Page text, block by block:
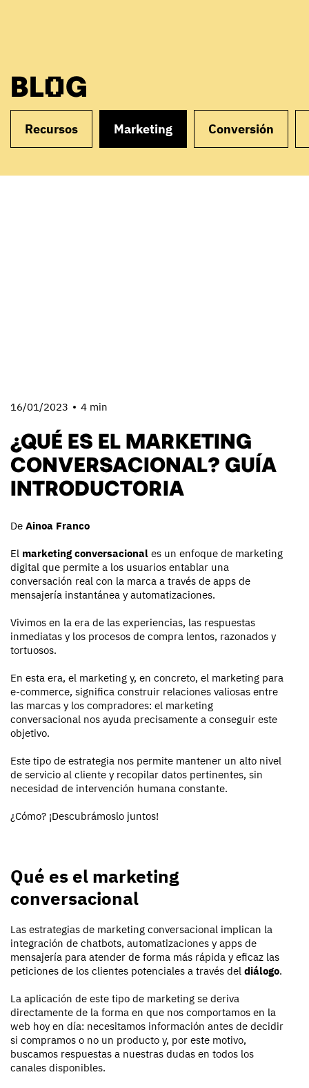
BLOG
Recursos Marketing Conversión
16/01/2023 4 min
¿QUÉ ES EL MARKETING
CONVERSACIONAL? GUÍA
INTRODUCTORIA
De Ainoa Franco
El marketing conversacional es un enfoque de marketing
digital que permite a los usuarios entablar una
conversación real con la marca a través de apps de
mensajería instantánea y automatizaciones.
Vivimos en la era de las experiencias, las respuestas
inmediatas y los procesos de compra lentos, razonados y
tortuosos.
En esta era, el marketing y, en concreto, el marketing para
e-commerce, significa construir relaciones valiosas entre
las marcas y los compradores: el marketing
conversacional nos ayuda precisamente a conseguir este
objetivo.
Este tipo de estrategia nos permite mantener un alto nivel
de servicio al cliente y recopilar datos pertinentes, sin
necesidad de intervención humana constante.
¿Cómo? ¡Descubrámoslo juntos!
Qué es el marketing
conversacional
Las estrategias de marketing conversacional implican la
integración de chatbots, automatizaciones y apps de
mensajería para atender de forma más rápida y eficaz las
peticiones de los clientes potenciales a través del diálogo.
La aplicación de este tipo de marketing se deriva
directamente de la forma en que nos comportamos en la
web hoy en día: necesitamos información antes de decidir
si compramos o no un producto y, por este motivo,
buscamos respuestas a nuestras dudas en todos los
canales disponibles.